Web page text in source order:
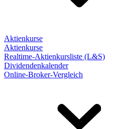
Aktienkurse
Aktienkurse
Realtime-Aktienkursliste (L&S)
Dividendenkalender
Online-Broker-Vergleich